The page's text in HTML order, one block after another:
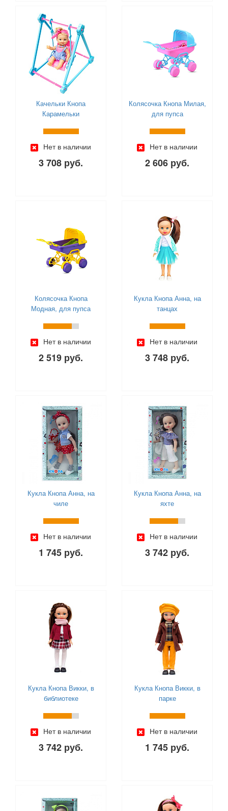
Шпиль (
Юг-Пласт (0)
ЯиГрушка (0)
Ясюкевич (0)
Качельки Кнопа
Карамельки
Нет в наличии
3 708 руб.
Колясочка Кнопа Милая,
для пупса
Нет в наличии
2 606 руб.
Колясочка Кнопа
Модная, для пупса
Нет в наличии
2 519 руб.
Кукла Кнопа Анна, на
танцах
Нет в наличии
3 748 руб.
Кукла Кнопа Анна, на
чиле
Нет в наличии
1 745 руб.
Кукла Кнопа Анна, на
яхте
Нет в наличии
3 742 руб.
Кукла Кнопа Викки, в
библиотеке
Нет в наличии
3 742 руб.
Кукла Кнопа Викки, в
парке
Нет в наличии
1 745 руб.